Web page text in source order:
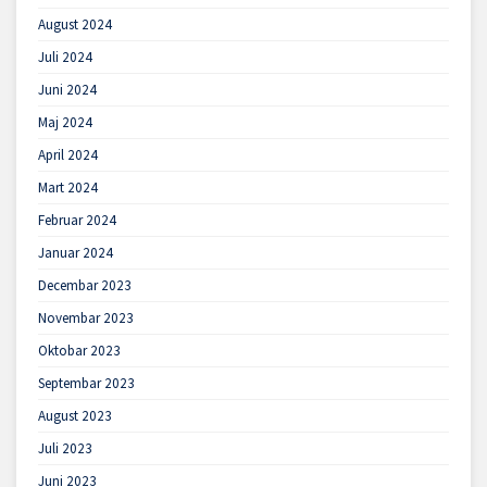
August 2024
Juli 2024
Juni 2024
Maj 2024
April 2024
Mart 2024
Februar 2024
Januar 2024
Decembar 2023
Novembar 2023
Oktobar 2023
Septembar 2023
August 2023
Juli 2023
Juni 2023